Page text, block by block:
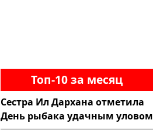
Топ-10 за месяц
Сестра Ил Дархана отметила
День рыбака удачным уловом